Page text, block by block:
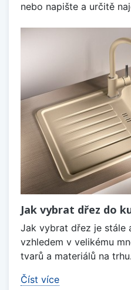
nebo napište a určitě
Jak vybrat dřez do
Jak vybrat dřez je stále
vzhledem v velikému
tvarů a materiálů na trhu.
Číst více